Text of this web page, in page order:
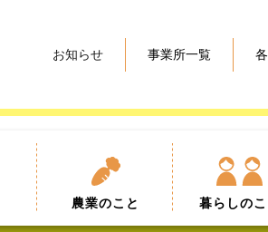
お知らせ 事業所一覧
農業のこと 暮らしのこ